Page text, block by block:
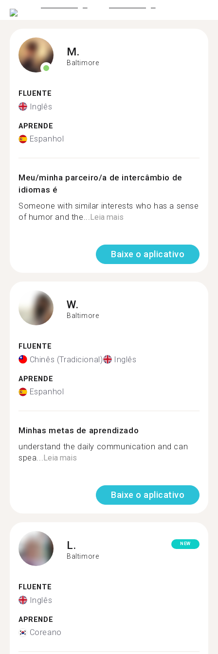
M.
Baltimore
FLUENTE
Inglês
APRENDE
Espanhol
Meu/minha parceiro/a de intercâmbio de
idiomas é
Someone with similar interests who has a sense
of humor and the...Leia mais
Baixe o aplicativo
W.
Baltimore
FLUENTE
Chinês (Tradicional) Inglês
APRENDE
Espanhol
Minhas metas de aprendizado
understand the daily communication and can
spea...Leia mais
Baixe o aplicativo
L.
Baltimore
NEW
FLUENTE
Inglês
APRENDE
Coreano